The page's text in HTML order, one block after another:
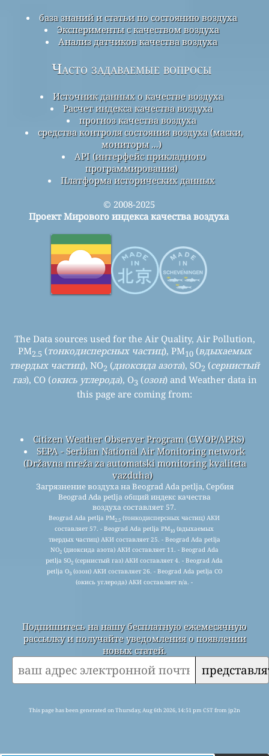
база знаний и статьи по состоянию воздуха
Эксперименты с качеством воздуха
Анализ датчиков качества воздуха
Часто задаваемые вопросы
Источник данных о качестве воздуха
Расчет индекса качества воздуха
прогноз качества воздуха
средства контроля состояния воздуха (маски,
мониторы ...)
API (интерфейс прикладного
программирования)
Платформа исторических данных
© 2008-2025
Проект Мирового индекса качества воздуха
The Data sources used for the Air Quality, Air Pollution,
PM2.5 (тонкодисперсных частиц), PM10(вдыхаемых
твердых частиц), NO2 (диоксида азота), SO2 (сернистый
газ), CO (окись углерода), O3 (озон) and Weather data in
this page are coming from:
Citizen Weather Observer Program (CWOP/APRS)
SEPA - Serbian National Air Monitoring network
(Državna mreža za automatski monitoring kvaliteta
vazduha)
Загрязнение воздуха на Beograd Ada petlja, Сербия
Beograd Ada petlja общий индекс качества
воздуха составляет 57.
Beograd Ada petlja PM2.5 (тонкодисперсных частиц) АКИ
составляет 57. - Beograd Ada petlja PM10 (вдыхаемых
твердых частиц) АКИ составляет 25. - Beograd Ada petlja
NO2(диоксида азота) АКИ составляет 11. - Beograd Ada
petlja SO2 (сернистый газ) АКИ составляет 4. - Beograd Ada
petlja O3(озон) АКИ составляет 26. - Beograd Ada petlja CO
(окись углерода) АКИ составляет n/a. -
Подпишитесь на нашу бесплатную ежемесячную
рассылку и получайте уведомления о появлении
новых статей.
This page has been generated on Thursday, Aug 6th 2026, 14:51 pm CST from jp2n